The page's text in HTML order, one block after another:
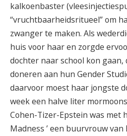
kalkoenbaster
“vruchtbaarheidsritueel” om
zwanger te maken. Als
huis voor haar en zorgde
dochter naar school kon gaan,
doneren aan hun Gender
daarvoor moest haar jongste
week een halve liter
Cohen-Tizer-Epstein was met
Madness ’ een buurvrouw